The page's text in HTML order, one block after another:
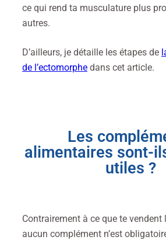
ce qui rend ta musculature plus
autres.
D’ailleurs, je détaille les étapes de
de l’ectomorphe dans cet article.
Les
alimentaires sont-
utiles ?
Contrairement à ce que te vendent
aucun complément n’est